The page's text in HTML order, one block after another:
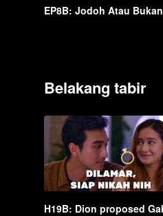
EP8B: Jodoh Atau Bukan
Belakang tabir